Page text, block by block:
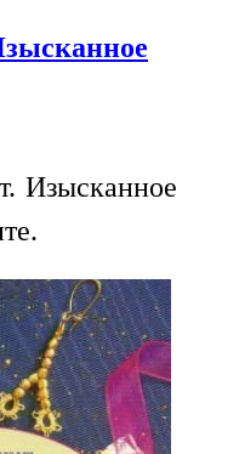
Изысканное